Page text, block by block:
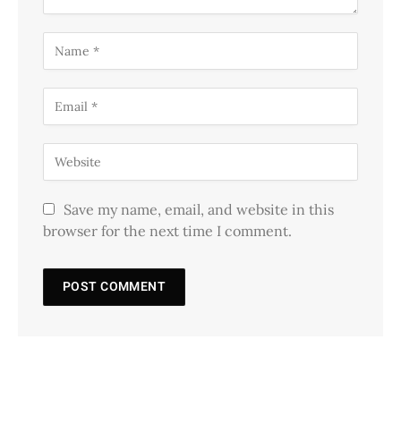
Save my name, email, and website in this
browser for the next time I comment.